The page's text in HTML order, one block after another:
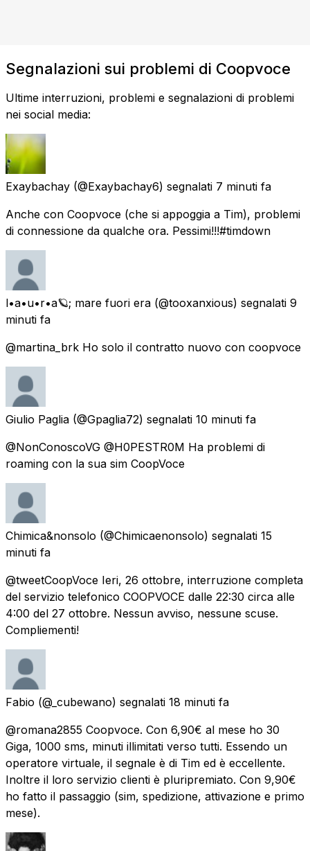
Segnalazioni sui problemi di Coopvoce
Ultime interruzioni, problemi e segnalazioni di problemi
nei social media:
Exaybachay (@Exaybachay6) segnalati 7 minuti fa
Anche con Coopvoce (che si appoggia a Tim), problemi
di connessione da qualche ora. Pessimi!!!#timdown
l•a•u•r•a🪐; mare fuori era (@tooxanxious) segnalati 9
minuti fa
@martina_brk Ho solo il contratto nuovo con coopvoce
Giulio Paglia (@Gpaglia72) segnalati 10 minuti fa
@NonConoscoVG @H0PESTR0M Ha problemi di
roaming con la sua sim CoopVoce
Chimica&nonsolo (@Chimicaenonsolo) segnalati 15
minuti fa
@tweetCoopVoce Ieri, 26 ottobre, interruzione completa
del servizio telefonico COOPVOCE dalle 22:30 circa alle
4:00 del 27 ottobre. Nessun avviso, nessune scuse.
Compliementi!
Fabio (@_cubewano) segnalati 18 minuti fa
@romana2855 Coopvoce. Con 6,90€ al mese ho 30
Giga, 1000 sms, minuti illimitati verso tutti. Essendo un
operatore virtuale, il segnale è di Tim ed è eccellente.
Inoltre il loro servizio clienti è pluripremiato. Con 9,90€
ho fatto il passaggio (sim, spedizione, attivazione e primo
mese).